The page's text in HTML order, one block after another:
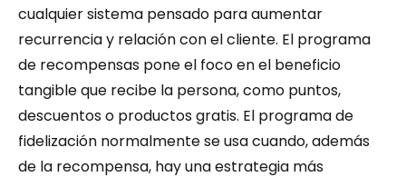
cualquier sistema pensado para aumentar
recurrencia y relación con el cliente. El programa
de recompensas pone el foco en el beneficio
tangible que recibe la persona, como puntos,
descuentos o productos gratis. El programa de
fidelización normalmente se usa cuando, además
de la recompensa, hay una estrategia más